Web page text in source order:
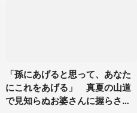
「孫にあげると思って、あなた
にこれをあげる」 真夏の山道
で見知らぬお婆さんに握らされ